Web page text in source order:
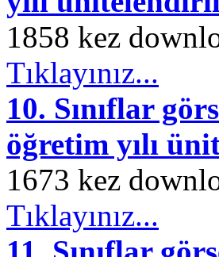
1858 kez
Tıklayınız...
10. Sınıflar
öğretim yılı
1673 kez
Tıklayınız...